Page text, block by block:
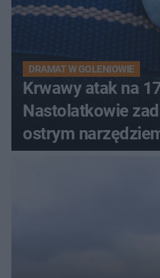
DRAMAT W GOLENIOWIE
Krwawy atak na
Nastolatkowie
ostrym
zdecyduje sąd